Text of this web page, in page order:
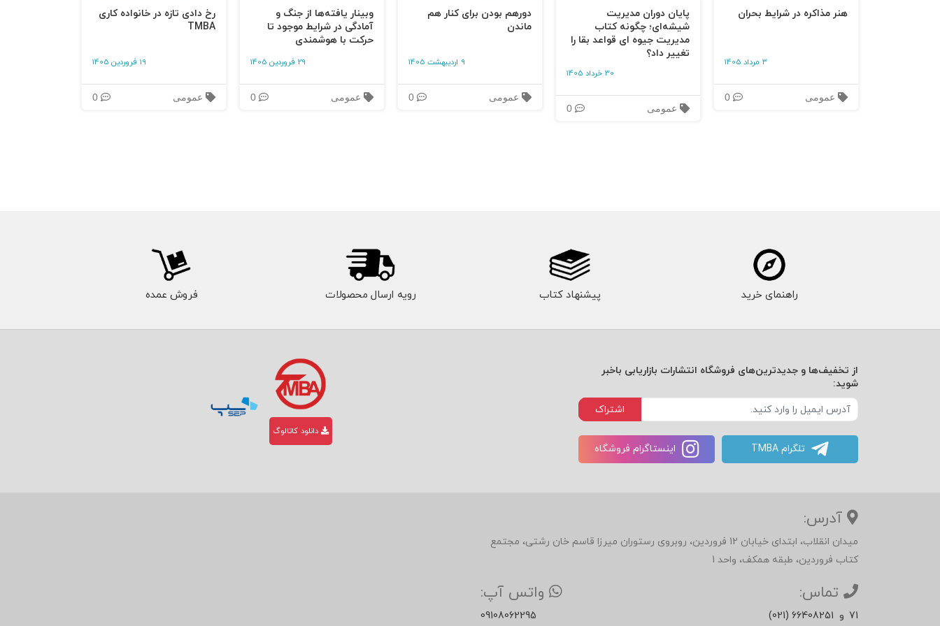
دستها
خلاصه فصل
راز متوقف نماندن
تشخیص نیازهاو احساسات دیگران
همدلی با دیگران در موقعیتی که در آن قرار دارند
مراقبه
رویداد نویسی
دیدگاههای بیرونی
نتیجه گیری
هنر مذاکره در شرایط بحران
3 مرداد 1405
عمومی
پایان دوران مدیریت
شیشه‌ای؛ چگونه کتاب
مدیریت جیوه‌ ای قواعد بقا را
تغییر داد؟
30 خرداد 1405
عمومی
دورهم بودن برای کنار هم
ماندن
9 اردیبهشت 1405
عمومی
وبینار یافته‌ها از جنگ و
آمادگی در شرایط موجود تا
حرکت با هوشمندی
29 فروردین 1405
عمومی
رخ دادی تازه در خانواده کاری
TMBA
19 فروردین 1405
عمومی
راهنمای خرید پیشنهاد کتاب رویه ارسال محصولات فروش عمده
از تخفیف‌ها و جدیدترین‌های فروشگاه انتشارات بازاریابی باخبر
شوید:
اشتراک
تلگرام TMBA اینستاگرام فروشگاه
دانلود کاتالوگ
آدرس:
میدان انقلاب، ابتدای خیابان 12 فروردین، روبروی رستوران میرزا قاسم خان رشتی، مجتمع
کتاب فروردین، طبقه همکف، واحد 1
تماس:
(021) 66408251 و 71
واتس آپ:
09108062295